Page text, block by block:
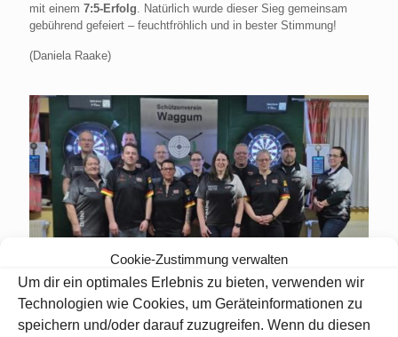
Cookie-Zustimmung verwalten
Um dir ein optimales Erlebnis zu bieten, verwenden wir
Technologien wie Cookies, um Geräteinformationen zu
speichern und/oder darauf zuzugreifen. Wenn du diesen
mit einem 7:5-Erfolg . Natürlich wurde dieser Sieg gemeinsam
gebührend gefeiert – feuchtfröhlich und in bester Stimmung!
(Daniela Raake)